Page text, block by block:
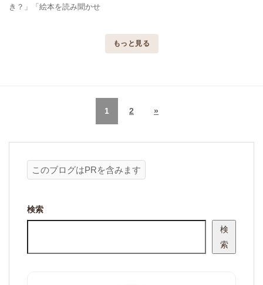
き？」「絵本を読み聞かせ
もっと見る
1 2 »
このブログはPRを含みます
検索
検
索